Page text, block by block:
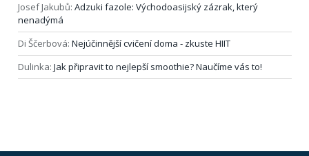
Josef Jakubů: Adzuki fazole: Východoasijský zázrak, který
nenadýmá
Di Ščerbová: Nejúčinnější cvičení doma ‑ zkuste HIIT
Dulinka: Jak připravit to nejlepší smoothie? Naučíme vás to!